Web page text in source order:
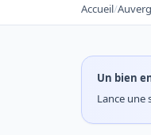
Accueil/
Un bien
Lance une